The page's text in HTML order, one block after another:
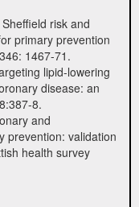
risk and
primary prevention
1467-71.
lipid-lowering
disease: an
8.
and
prevention: validation
health survey